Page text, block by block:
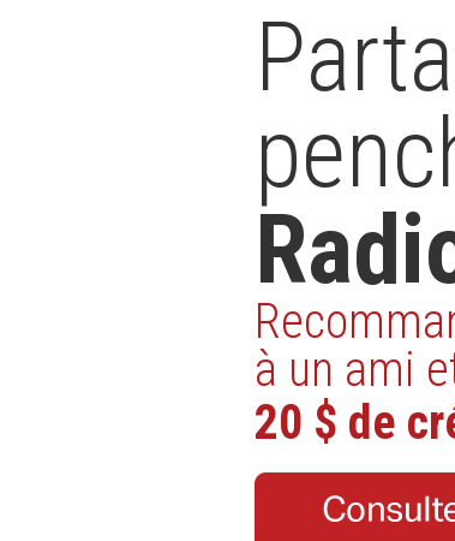
à un ami
20 $ de